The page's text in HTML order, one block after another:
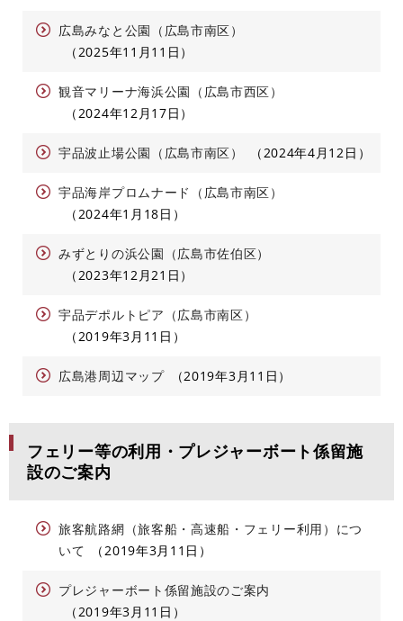
広島みなと公園（広島市南区）
2025年11月11日
観音マリーナ海浜公園（広島市西区）
2024年12月17日
宇品波止場公園（広島市南区） 2024年4月12日
宇品海岸プロムナード（広島市南区）
2024年1月18日
みずとりの浜公園（広島市佐伯区）
2023年12月21日
宇品デポルトピア（広島市南区）
2019年3月11日
広島港周辺マップ 2019年3月11日
フェリー等の利用・プレジャーボート係留施
設のご案内
旅客航路網（旅客船・高速船・フェリー利用）につ
いて
2019年3月11日
プレジャーボート係留施設のご案内
2019年3月11日